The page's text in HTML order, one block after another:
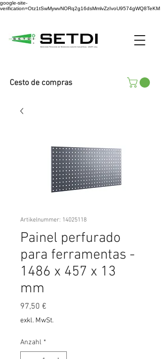
google-site-
verification=Otz1tSwMywvNORq2g16dsMmlvZzIvoU9574gWQ8TeKM
Cesto de compras
Artikelnummer: 14025118
Painel perfurado
para ferramentas -
1486 x 457 x 13
mm
97,50 €
exkl. MwSt.
Anzahl *